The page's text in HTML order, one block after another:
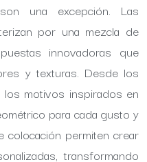
una excepción. Las
por una mezcla de
innovadoras que
y texturas. Desde los
los motivos inspirados en
para cada gusto y
colocación permiten crear
transformando